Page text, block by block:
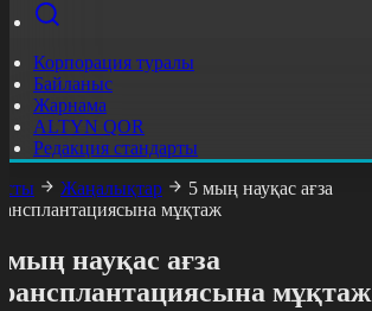
Корпорация туралы
Байланыс
Жарнама
ALTYN QOR
Редакция стандарты
Жаңалықтар
5 мың науқас ағза
мұқтаж
мың науқас ағза
мұқтаж